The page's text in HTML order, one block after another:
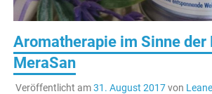
Aromatherapie im Sinne der
MeraSan
Veröffentlicht am31. August 2017von Leane